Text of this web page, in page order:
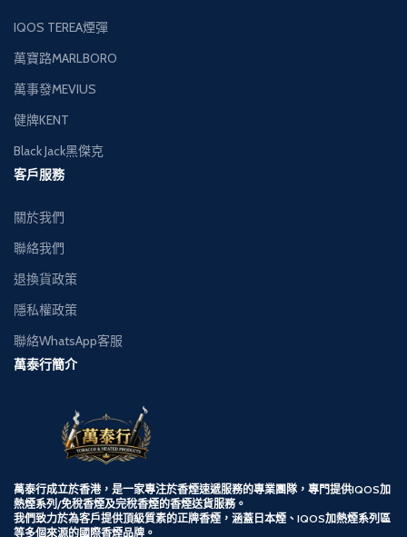
IQOS TEREA煙彈
萬寶路MARLBORO
萬事發MEVIUS
健牌KENT
Black Jack黑傑克
客戶服務
關於我們
聯絡我們
退換貨政策
隱私權政策
聯絡WhatsApp客服
萬泰行簡介
萬泰行成立於香港，是一家專注於香煙速遞服務的專業團隊，專門提供IQOS加
熱煙系列/免稅香煙及完稅香煙的香煙送貨服務。
我們致力於為客戶提供頂級質素的正牌香煙，涵蓋日本煙、IQOS加熱煙系列區
等多個來源的國際香煙品牌。